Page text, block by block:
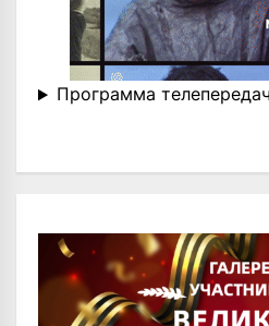
Программа телепередач